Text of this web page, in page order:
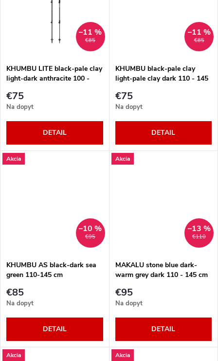
v
€85
–11 %
KHUMBU LITE black-pale clay
light-dark anthracite 100 -
€75
Na dopyt
DETAIL
€85
–11 %
KHUMBU black-pale clay
light-pale clay dark 110 - 145
€75
Na dopyt
DETAIL
Akcia
€95
–10 %
KHUMBU AS black-dark sea
green 110-145 cm
€85
Na dopyt
DETAIL
Akcia
€110
–13 %
MAKALU stone blue dark-
warm grey dark 110 - 145 cm
€95
Na dopyt
DETAIL
Akcia Akcia